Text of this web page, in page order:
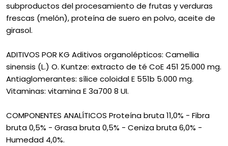
subproductos del procesamiento de frutas y verduras
frescas (melón), proteína de suero en polvo, aceite de
girasol.
ADITIVOS POR KG Aditivos organolépticos: Camellia
sinensis (L.) O. Kuntze: extracto de té CoE 451 25.000 mg.
Antiaglomerantes: sílice coloidal E 551b 5.000 mg.
Vitaminas: vitamina E 3a700 8 UI.
COMPONENTES ANALÍTICOS Proteína bruta 11,0% - Fibra
bruta 0,5% - Grasa bruta 0,5% - Ceniza bruta 6,0% -
Humedad 4,0%.